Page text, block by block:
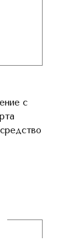
с